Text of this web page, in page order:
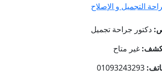
التجميل و الإصلاح
دكتور جراحة تجميل
غير متاح
01093243293